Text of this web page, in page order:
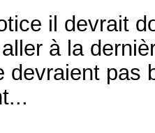
il devrait
à la
devraient pas